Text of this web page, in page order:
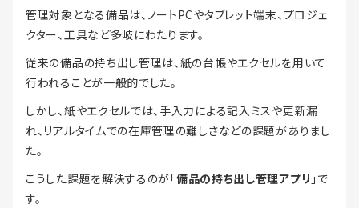
管理対象となる備品は、ノートPCやタブレット端末、プロジェ
クター、工具など多岐にわたります。
従来の備品の持ち出し管理は、紙の台帳やエクセルを用いて
行われることが一般的でした。
しかし、紙やエクセルでは、手入力による記入ミスや更新漏
れ、リアルタイムでの在庫管理の難しさなどの課題がありまし
た。
こうした課題を解決するのが「備品の持ち出し管理アプリ 」で
す。